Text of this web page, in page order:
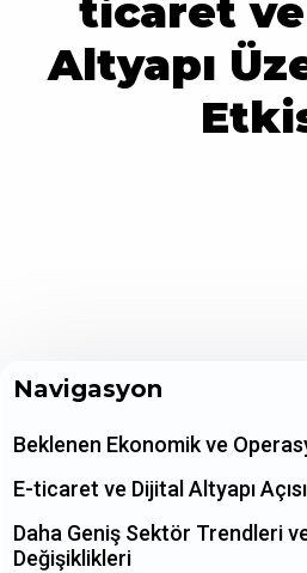
ticaret
Altyapı
Navigasyon
Beklenen Ekonomik ve
E-ticaret ve Dijital Altyapı
Daha Geniş Sektör Trendleri
Değişiklikleri